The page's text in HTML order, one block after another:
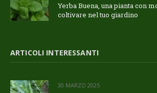
Yerba Buena, una pianta con
coltivare nel tuo giardino
ARTICOLI INTERESSANTI
30 MARZO 2025